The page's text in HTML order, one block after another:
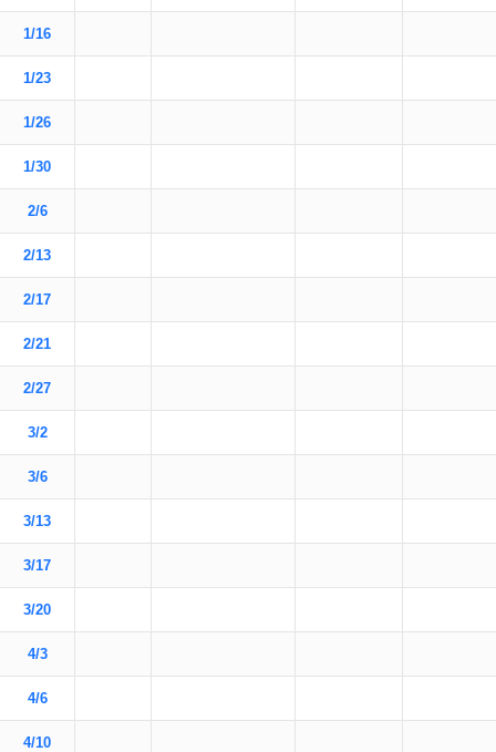
1/16
1/23
1/26
1/30
2/6
2/13
2/17
2/21
2/27
3/2
3/6
3/13
3/17
3/20
4/3
4/6
4/10